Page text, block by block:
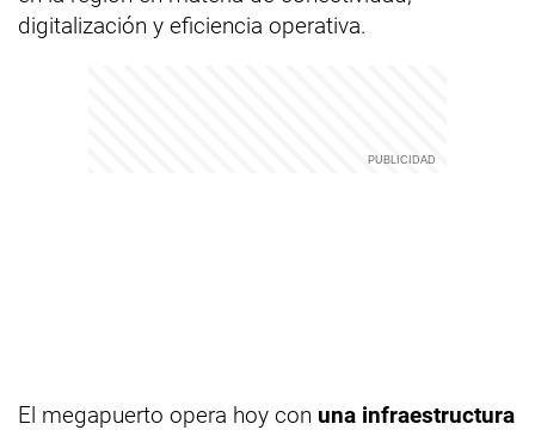
digitalización y eficiencia operativa.
El megapuerto opera hoy con una infraestructura